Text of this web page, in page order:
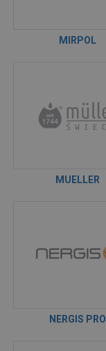
MIRPOL
MUELLER
NERGIS PRO